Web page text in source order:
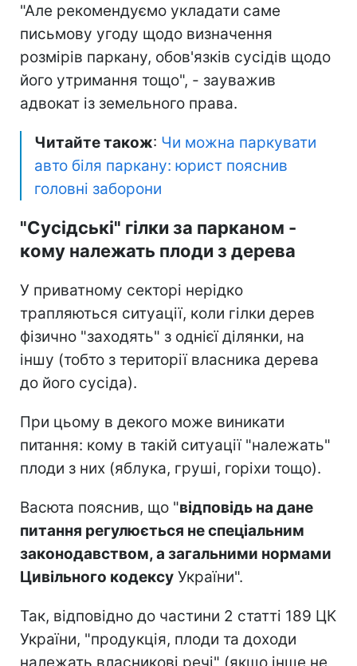
"Але рекомендуємо укладати саме
письмову угоду щодо визначення
розмірів паркану, обов'язків сусідів щодо
його утримання тощо", - зауважив
адвокат із земельного права.
Читайте також: Чи можна паркувати
авто біля паркану: юрист пояснив
головні заборони
"Сусідські" гілки за парканом -
кому належать плоди з дерева
У приватному секторі нерідко
трапляються ситуації, коли гілки дерев
фізично "заходять" з однієї ділянки, на
іншу (тобто з території власника дерева
до його сусіда).
При цьому в декого може виникати
питання: кому в такій ситуації "належать"
плоди з них (яблука, груші, горіхи тощо).
Васюта пояснив, що "відповідь на дане
питання регулюється не спеціальним
законодавством, а загальними нормами
Цивільного кодексу України".
Так, відповідно до частини 2 статті 189 ЦК
України, "продукція, плоди та доходи
належать власникові речі" (якщо інше не